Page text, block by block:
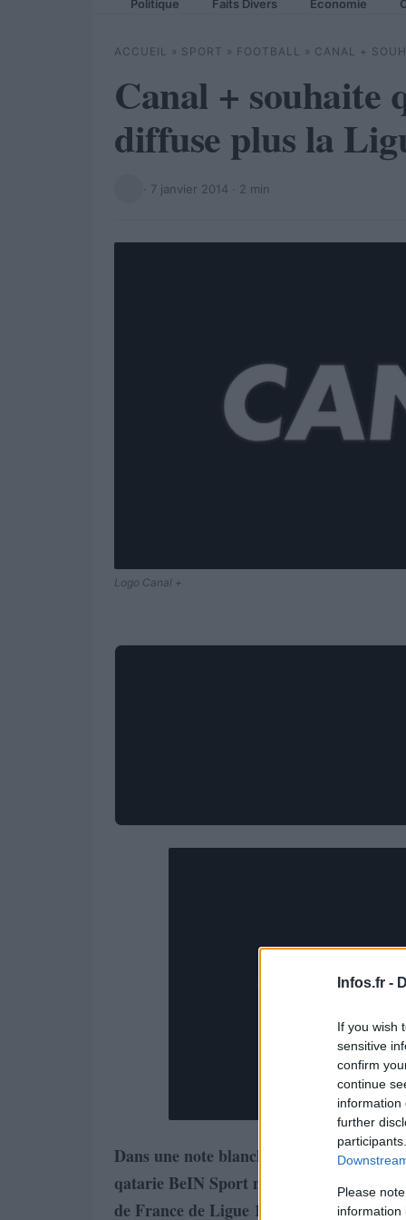
Infos.fr -
If you wish
sensitive
confirm
continue
information
further
Please
information
Politique Faits Divers Economie
ACCUEIL » SPORT » FOOTBALL » CANAL +
Canal + souhaite
diffuse plus la
· 7 janvier 2014 · 2 min
Logo Canal +
Dans une note blanche adressée aux
qatarie BeIN Sport ne participe pas au
de France de Ligue 1.